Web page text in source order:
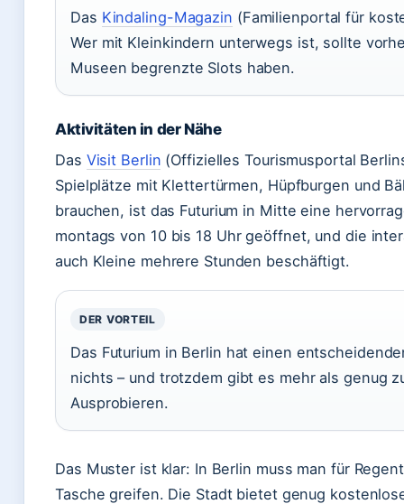
Das Kindaling-Magazin (Familienportal für
Wer mit Kleinkindern unterwegs ist, sollte
Museen begrenzte Slots haben.
Aktivitäten in der Nähe
Das Visit Berlin (Offizielles Tourismusportal
Spielplätze mit Klettertürmen, Hüpfburgen und
brauchen, ist das Futurium in Mitte eine
montags von 10 bis 18 Uhr geöffnet, und die
auch Kleine mehrere Stunden beschäftigt.
DER VORTEIL
Das Futurium in Berlin hat einen
nichts – und trotzdem gibt es mehr als genug
Ausprobieren.
Das Muster ist klar: In Berlin muss man für
Tasche greifen. Die Stadt bietet genug